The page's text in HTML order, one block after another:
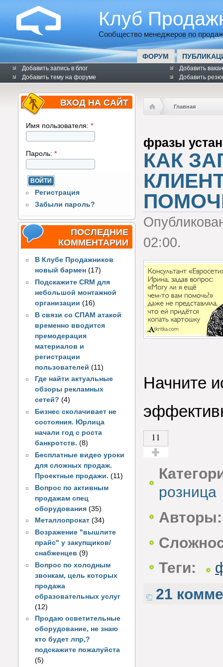
Клуб
Сообщество менеджеров по
ФОРУМ
Добавить запись в блог
Добавить тему на форуме
Добавить
Добавить
ВХОД НА САЙТ
Имя пользователя: *
Пароль: *
Регистрация
Забыли пароль?
ПОСЛЕДНИЕ
КОММЕНТАРИИ
В Клубе Продажников
новый бармен (17)
Подскажите CRM для
небольшой монтажной
организации (16)
В связи со СПАМ атакой
временно вводится
премодерация
материалов и
регистрации
пользователей(11)
Где найти актуальные
обзоры рекламных
сетей? (4)
Бизнес сколачивает не
состояния. Юрлица
начали год с роста
банкротств. (8)
Бесплатные видео уроки
для сложных продаж.
Проектные продажи. (11)
Вопрос по активным
продажам спец
оборудования (35)
Металлопрокат (34)
Возражение "вышлите
прайс" у закупщиков/
снабженцев (9)
Вопрос по холодным
звонкам, цель которых
продажа
образовательных услуг
(12)
Продаю осветительные
оборудование, не знаю
кто будет лпр,?
подскажите пожалуйста
(5)
Главная
фразы
КАК
02:00.
Начните
11
розница
Авторы:
Теги:
21